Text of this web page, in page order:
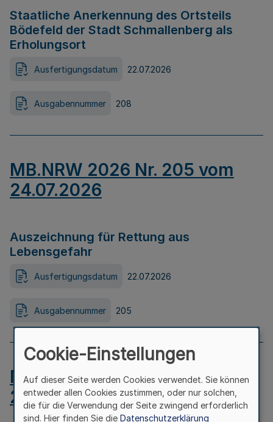
Staatliche Anerkennung des Ortsteils
Bödefeld der Stadt Schmallenberg als
Erholungsort
Ausfertigungsdatum 22.07.2026
Ausgabennummer 208
MB.NRW 2026 Nr. 205 vom
24.07.2026
Auszeichnung für Rettung aus
Lebensgefahr
Ausfertigungsdatum 22.07.2026
Ausgabennummer 205
MB.NRW 2026 Nr. 204 vom
24.07.2026
Cookie-Einstellungen
Auf dieser Seite werden Cookies verwendet. Sie können
entweder allen Cookies zustimmen, oder nur solchen,
die für die Verwendung der Seite zwingend erforderlich
sind. Hier finden Sie die Datenschutzerklärung